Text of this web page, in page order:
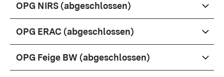
OPG NIRS (abgeschlossen)
OPG ERAC (abgeschlossen)
OPG Feige BW (abgeschlossen)